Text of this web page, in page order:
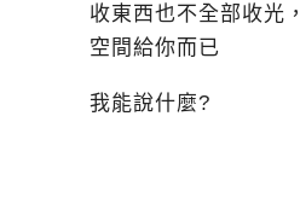
收東西也不全部收光
空間給你而已
我能說什麼?